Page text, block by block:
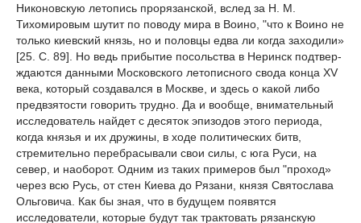
Никоновскую летопись прорязанской, вслед за Н. М.
Тихомировым шутит по поводу мира в Воино, "что к Воино не
только киевский князь, но и половцы едва ли когда заходили»
[25. С. 89]. Но ведь прибытие посольства в Неринск подтвер-
ждаются данными Московского летописного свода конца XV
века, который создавался в Москве, и здесь о какой либо
предвзятости говорить трудно. Да и вообще, внимательный
исследователь найдет с десяток эпизодов этого периода,
когда князья и их дружины, в ходе политических битв,
стремительно перебрасывали свои силы, с юга Руси, на
север, и наоборот. Одним из таких примеров был "проход»
через всю Русь, от стен Киева до Рязани, князя Святослава
Ольговича. Как бы зная, что в будущем появятся
исследователи, которые будут так трактовать рязанскую